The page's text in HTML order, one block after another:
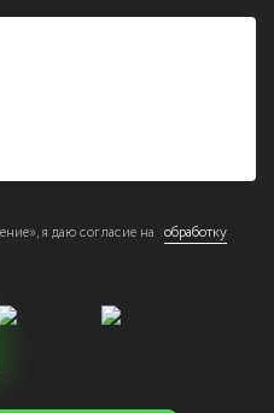
я даю согласие на обработку